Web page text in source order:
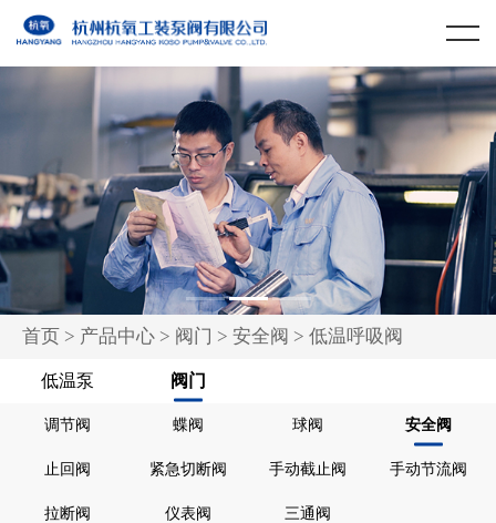
1 2 3
首页 > 产品中心 > 阀门 > 安全阀 > 低温呼吸阀
低温泵 阀门
调节阀 蝶阀 球阀 安全阀
止回阀 紧急切断阀 手动截止阀 手动节流阀
拉断阀 仪表阀 三通阀
首页
关于我们
公司简介
公司荣誉
认证体系
组织架构
产品中心
低温泵
阀门
企业文化
质量与服务
科技成果